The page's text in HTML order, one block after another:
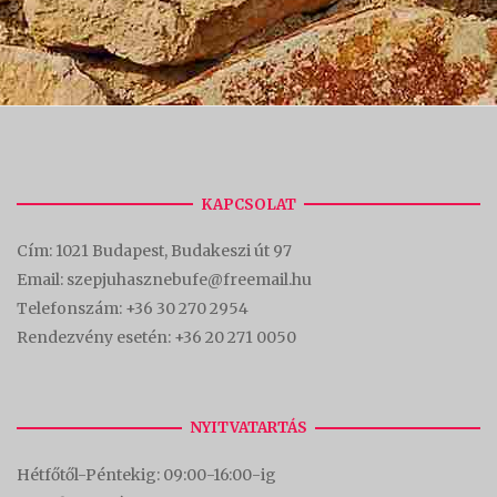
KAPCSOLAT
Cím: 1021 Budapest, Budakeszi út 97
Email: szepjuhasznebufe@freemail.hu
Telefonszám: +36 30 270 2954
Rendezvény esetén: +36 20 271 0050
NYITVATARTÁS
Hétfőtől-Péntekig: 09:00-16:00-ig